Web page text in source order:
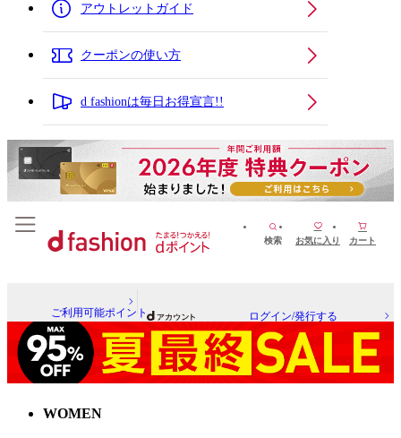
アウトレットガイド
クーポンの使い方
d fashionは毎日お得宣言!!
検索 お気に入り カート
ご利用可能ポイント ログイン/発行する
WOMEN